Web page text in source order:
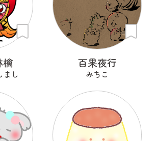
まし
百果夜行
みちこ